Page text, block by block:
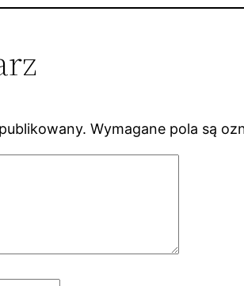
Wymagane pola są